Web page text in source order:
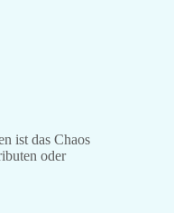
ist das Chaos
oder